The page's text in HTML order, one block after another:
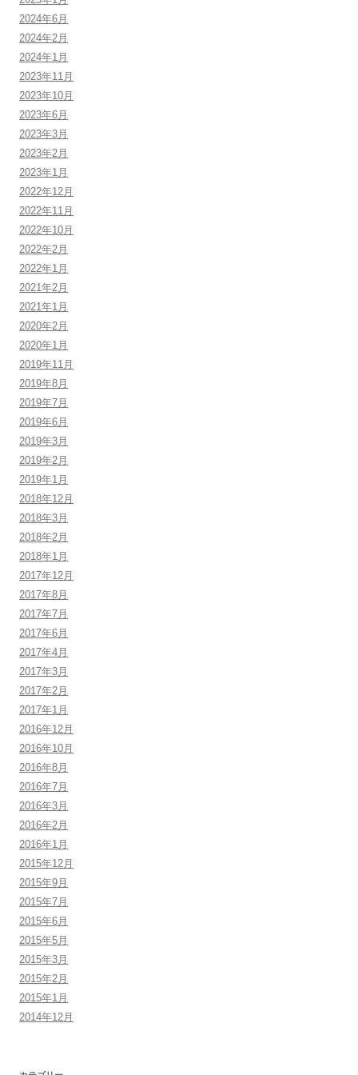
2024年6月
2024年2月
2024年1月
2023年11月
2023年10月
2023年6月
2023年3月
2023年2月
2023年1月
2022年12月
2022年11月
2022年10月
2022年2月
2022年1月
2021年2月
2021年1月
2020年2月
2020年1月
2019年11月
2019年8月
2019年7月
2019年6月
2019年3月
2019年2月
2019年1月
2018年12月
2018年3月
2018年2月
2018年1月
2017年12月
2017年8月
2017年7月
2017年6月
2017年4月
2017年3月
2017年2月
2017年1月
2016年12月
2016年10月
2016年8月
2016年7月
2016年3月
2016年2月
2016年1月
2015年12月
2015年9月
2015年7月
2015年6月
2015年5月
2015年3月
2015年2月
2015年1月
2014年12月